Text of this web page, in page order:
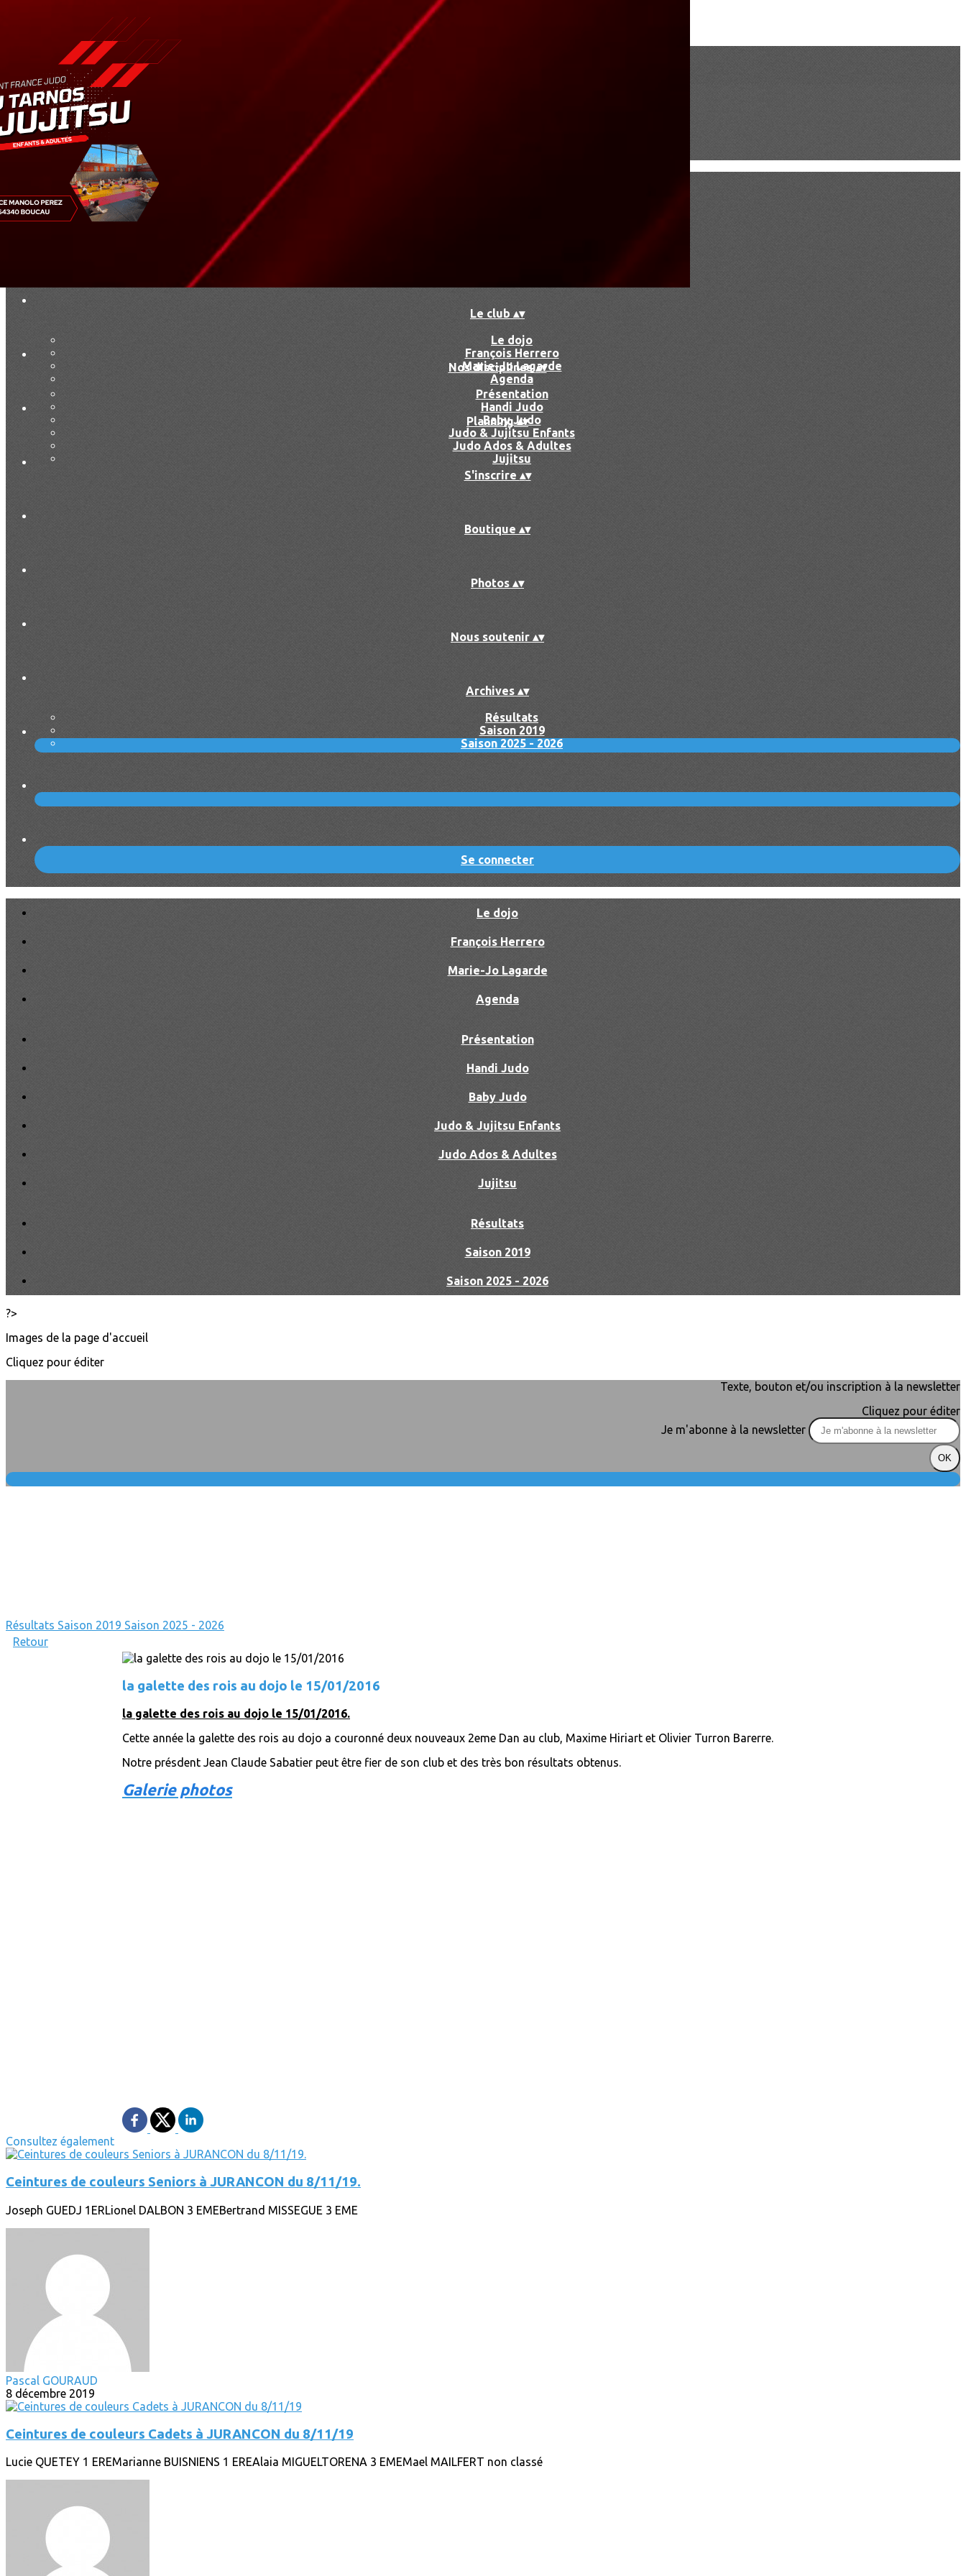
Exporter toutes les colonnes
Exporter uniquement les colonnes affichées
Menu
<
>
Résultats
Saison 2019
Saison 2025 - 2026
Ajoutez un logo, un bouton, des réseaux sociaux
Cliquez pour éditer
Le club ▴▾
Le dojo
François Herrero
Marie-Jo Lagarde
Agenda
Nos disciplines▴▾
Présentation
Handi Judo
Baby Judo
Judo & Jujitsu Enfants
Judo Ados & Adultes
Jujitsu
Planning▴▾
S'inscrire ▴▾
Boutique ▴▾
Photos ▴▾
Nous soutenir ▴▾
Archives ▴▾
Résultats
Saison 2019
Saison 2025 - 2026
Se connecter
Le dojo
François Herrero
Marie-Jo Lagarde
Agenda
Présentation
Handi Judo
Baby Judo
Judo & Jujitsu Enfants
Judo Ados & Adultes
Jujitsu
Résultats
Saison 2019
Saison 2025 - 2026
?>
Images de la page d'accueil
Cliquez pour éditer
Texte, bouton et/ou inscription à la newsletter
Cliquez pour éditer
Je m'abonne à la newsletter
OK
Résultats Saison 2019 Saison 2025 - 2026
Retour
la galette des rois au dojo le 15/01/2016
la galette des rois au dojo le 15/01/2016.
Cette année la galette des rois au dojo a couronné deux nouveaux 2eme Dan au club, Maxime Hiriart et Olivier Turron Barerre.
Notre présdent Jean Claude Sabatier peut être fier de son club et des très bon résultats obtenus.
Galerie photos
Consultez également
Ceintures de couleurs Seniors à JURANCON du 8/11/19.
Joseph GUEDJ 1ERLionel DALBON 3 EMEBertrand MISSEGUE 3 EME
Pascal GOURAUD
8 décembre 2019
Ceintures de couleurs Cadets à JURANCON du 8/11/19
Lucie QUETEY 1 EREMarianne BUISNIENS 1 EREAlaia MIGUELTORENA 3 EMEMael MAILFERT non classé